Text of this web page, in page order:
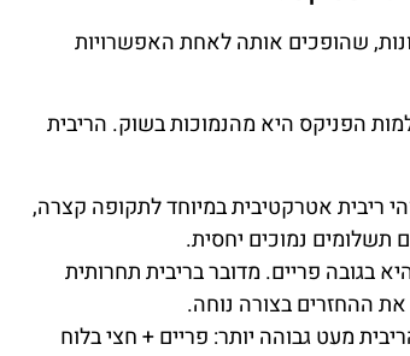
שהופכים אותה לאחת האפשרויות
הפניקס היא מהנמוכות בשוק. הריבית
ריבית אטרקטיבית במיוחד לתקופה קצרה,
נמוכים יחסית.
בגובה פריים. מדובר בריבית תחרותית
ההחזרים בצורה נוחה.
מעט גבוהה יותר: פריים + חצי בלוח